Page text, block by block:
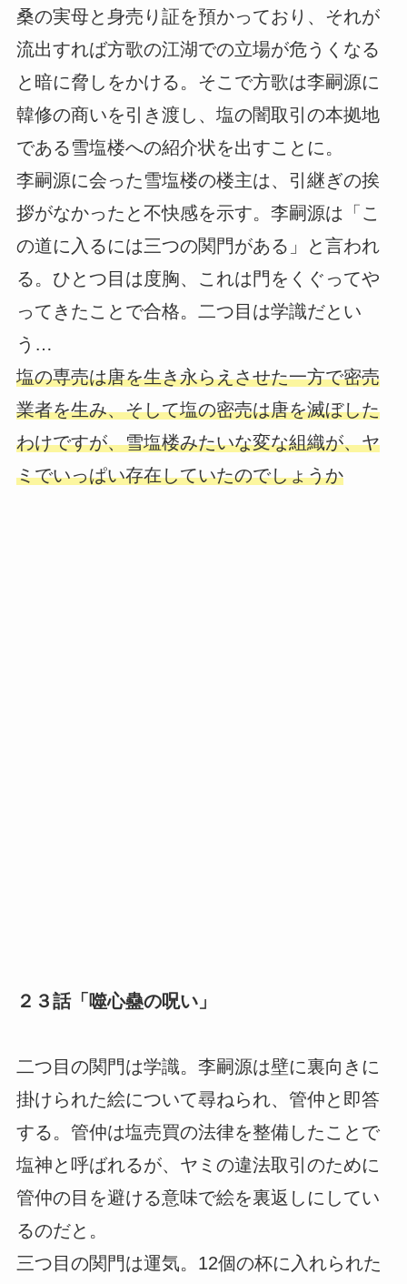
桑の実母と身売り証を預かっており、それが
流出すれば方歌の江湖での立場が危うくなる
と暗に脅しをかける。そこで方歌は李嗣源に
韓修の商いを引き渡し、塩の闇取引の本拠地
である雪塩楼への紹介状を出すことに。
李嗣源に会った雪塩楼の楼主は、引継ぎの挨
拶がなかったと不快感を示す。李嗣源は「こ
の道に入るには三つの関門がある」と言われ
る。ひとつ目は度胸、これは門をくぐってや
ってきたことで合格。二つ目は学識だとい
う…
塩の専売は唐を生き永らえさせた一方で密売
業者を生み、そして塩の密売は唐を滅ぼした
わけですが、雪塩楼みたいな変な組織が、ヤ
ミでいっぱい存在していたのでしょうか
２３話「噬心蠱の呪い」
二つ目の関門は学識。李嗣源は壁に裏向きに
掛けられた絵について尋ねられ、管仲と即答
する。管仲は塩売買の法律を整備したことで
塩神と呼ばれるが、ヤミの違法取引のために
管仲の目を避ける意味で絵を裏返しにしてい
るのだと。
三つ目の関門は運気。12個の杯に入れられた